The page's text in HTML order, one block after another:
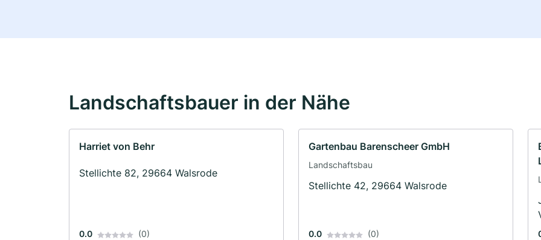
Landschaftsbauer in der Nähe
Harriet von Behr
Stellichte 82, 29664 Walsrode
0.0 (0)
Gartenbau Barenscheer GmbH
Landschaftsbau
Stellichte 42, 29664 Walsrode
0.0 (0)